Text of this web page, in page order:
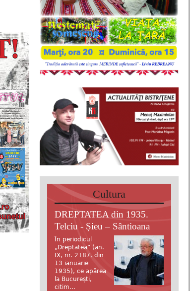
Cultura
DREPTATEA din 1935.
Telciu - Șieu – Sântioana
În periodicul
„Dreptatea” (an.
IX, nr. 2187, din
13 ianuarie
1935), ce apărea
la București,
citim...